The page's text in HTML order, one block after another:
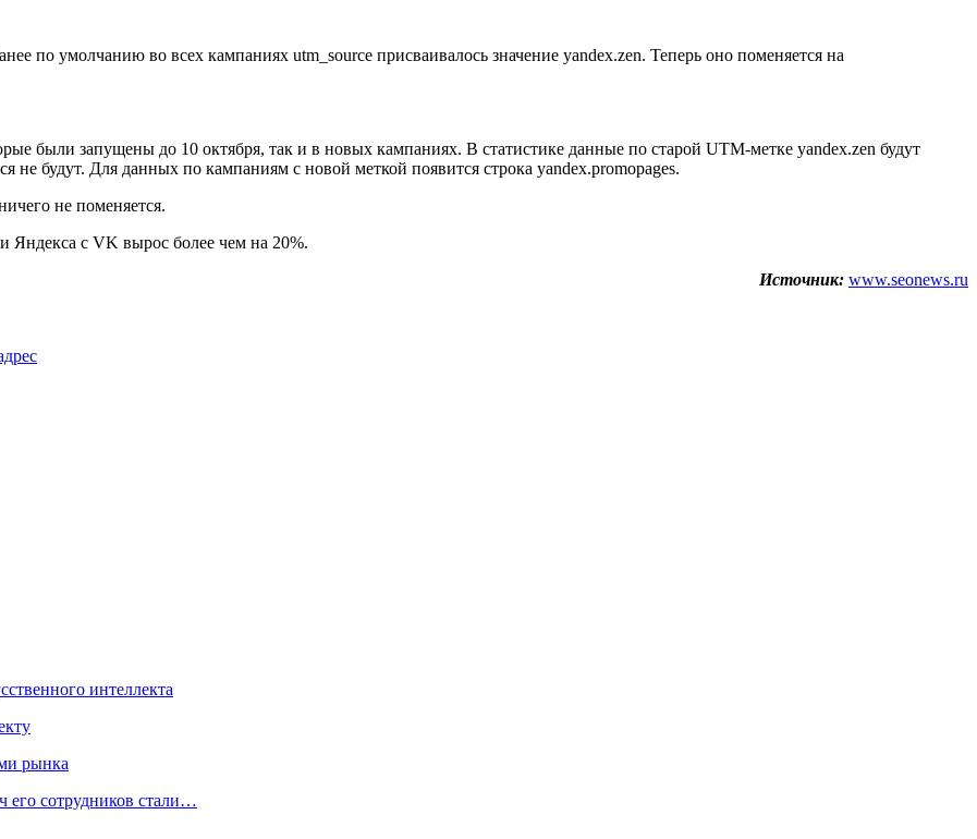
по умолчанию во всех кампаниях utm_source присваивалось значение yandex.zen. Теперь оно поменяется на
были запущены до 10 октября, так и в новых кампаниях. В статистике данные по старой UTM-метке yandex.zen будут
не будут. Для данных по кампаниям с новой меткой появится строка yandex.promopages.
не поменяется.
Яндекса с VK вырос более чем на 20%.
Источник: www.seonews.ru
интеллекта
рынка
его сотрудников стали…